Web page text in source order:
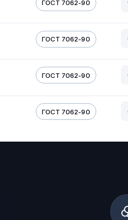
ГОСТ 7062-90
ГОСТ 7062-90
ГОСТ 7062-90
ГОСТ 7062-90